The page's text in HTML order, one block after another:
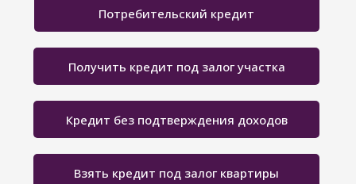
Взять кредит под залог квартиры
Кредит без подтверждения доходов
Получить кредит под залог участка
Потребительский кредит